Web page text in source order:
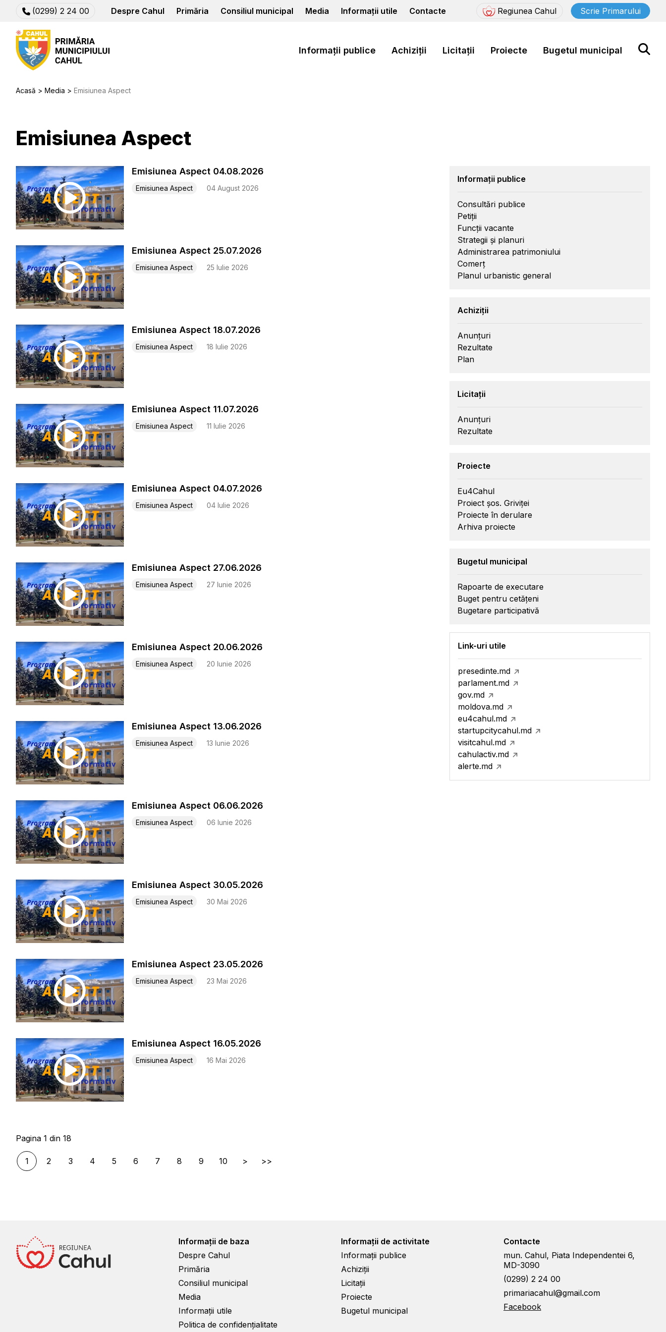
(0299) 2 24 00 Despre Cahul Primăria Consiliul municipal Media Informații utile Contacte Regiunea Cahul Scrie Primarului
Informații publice Achiziții Licitații Proiecte Bugetul municipal
Acasă Media Emisiunea Aspect
Emisiunea Aspect
Emisiunea Aspect 04.08.2026
Emisiunea Aspect 04 August 2026
Emisiunea Aspect 25.07.2026
Emisiunea Aspect 25 Iulie 2026
Emisiunea Aspect 18.07.2026
Emisiunea Aspect 18 Iulie 2026
Emisiunea Aspect 11.07.2026
Emisiunea Aspect 11 Iulie 2026
Emisiunea Aspect 04.07.2026
Emisiunea Aspect 04 Iulie 2026
Emisiunea Aspect 27.06.2026
Emisiunea Aspect 27 Iunie 2026
Emisiunea Aspect 20.06.2026
Emisiunea Aspect 20 Iunie 2026
Emisiunea Aspect 13.06.2026
Emisiunea Aspect 13 Iunie 2026
Emisiunea Aspect 06.06.2026
Emisiunea Aspect 06 Iunie 2026
Emisiunea Aspect 30.05.2026
Emisiunea Aspect 30 Mai 2026
Emisiunea Aspect 23.05.2026
Emisiunea Aspect 23 Mai 2026
Emisiunea Aspect 16.05.2026
Emisiunea Aspect 16 Mai 2026
Pagina 1 din 18
1 2 3 4 5 6 7 8 9 10 > >>
Informații publice
Consultări publice
Petiții
Funcții vacante
Strategii și planuri
Administrarea patrimoniului
Comerț
Planul urbanistic general
Achiziții
Anunțuri
Rezultate
Plan
Licitații
Anunțuri
Rezultate
Proiecte
Eu4Cahul
Proiect șos. Griviței
Proiecte în derulare
Arhiva proiecte
Bugetul municipal
Rapoarte de executare
Buget pentru cetățeni
Bugetare participativă
Link-uri utile
presedinte.md
parlament.md
gov.md
moldova.md
eu4cahul.md
startupcitycahul.md
visitcahul.md
cahulactiv.md
alerte.md
Informații de baza
Despre Cahul
Primăria
Consiliul municipal
Media
Informații utile
Politica de confidențialitate
Informații de activitate
Informații publice
Achiziții
Licitații
Proiecte
Bugetul municipal
Contacte
mun. Cahul, Piata Independentei 6,
MD-3090
(0299) 2 24 00
primariacahul@gmail.com
Facebook